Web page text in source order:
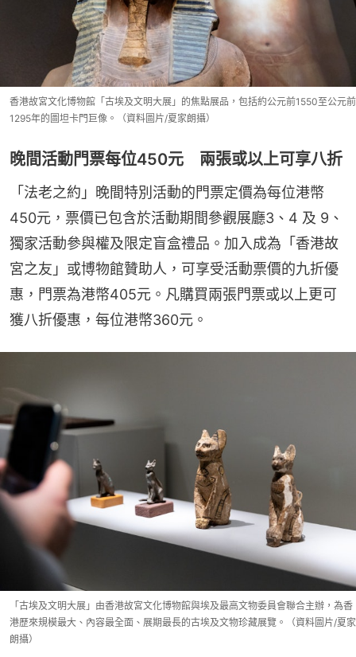
香港故宮文化博物館「古埃及文明大展」的焦點展品，包括約公元前1550至公元前
1295年的圖坦卡門巨像。（資料圖片/夏家朗攝）
晚間活動門票每位450元 兩張或以上可享八折
「法老之約」晚間特別活動的門票定價為每位港幣
450元，票價已包含於活動期間參觀展廳3、4 及 9、
獨家活動參與權及限定盲盒禮品。加入成為「香港故
宮之友」或博物館贊助人，可享受活動票價的九折優
惠，門票為港幣405元。凡購買兩張門票或以上更可
獲八折優惠，每位港幣360元。
「古埃及文明大展」由香港故宮文化博物館與埃及最高文物委員會聯合主辦，為香
港歷來規模最大、內容最全面、展期最長的古埃及文物珍藏展覽。（資料圖片/夏家
朗攝）